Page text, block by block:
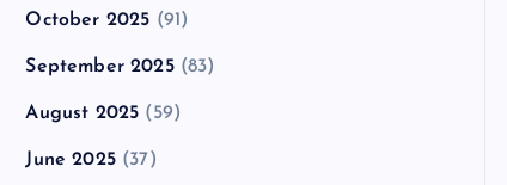
October 2025 (91)
September 2025(83)
August 2025 (59)
June 2025(37)